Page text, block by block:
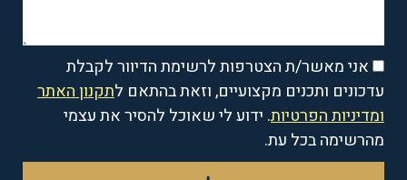
אני מאשר/ת הצטרפות לרשימת הדיוור לקבלת
עדכונים ותכנים מקצועיים, וזאת בהתאם לתקנון האתר
ומדיניות הפרטיות. ידוע לי שאוכל להסיר את עצמי
מהרשימה בכל עת.